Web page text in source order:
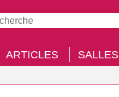
ARTICLES SALLES